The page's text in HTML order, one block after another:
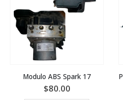
Modulo ABS Spark 17
$80.00